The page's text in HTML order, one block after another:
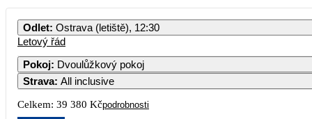
PO
Odlet: Ostrava (letiště), 12:30
Letový řád
Pokoj: Dvoulůžkový pokoj
Strava: All inclusive
Celkem: 39 380 Kčpodrobnosti